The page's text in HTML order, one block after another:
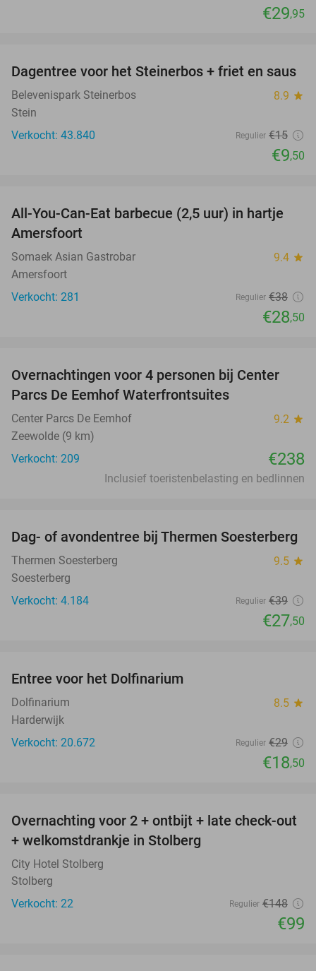
€29,95
37%
Dagentree voor het Steinerbos + friet en saus
Belevenispark Steinerbos 8.9 star
Stein
Verkocht: 43.840
Regulier €15
€9,50
25%
All-You-Can-Eat barbecue (2,5 uur) in hartje
Amersfoort
Somaek Asian Gastrobar 9.4 star
Amersfoort
Verkocht: 281
Regulier €38
€28,50
Overnachtingen voor 4 personen bij Center
Parcs De Eemhof Waterfrontsuites
Center Parcs De Eemhof 9.2 star
Zeewolde (9 km)
Verkocht: 209
€238
Inclusief toeristenbelasting en bedlinnen
29%
Dag- of avondentree bij Thermen Soesterberg
Thermen Soesterberg 9.5 star
Soesterberg
Verkocht: 4.184
Regulier €39
€27,50
Entree voor het Dolfinarium
Dolfinarium 8.5 star
Harderwijk
Verkocht: 20.672
Regulier €29
€18,50
33%
Overnachting voor 2 + ontbijt + late check-out
+ welkomstdrankje in Stolberg
City Hotel Stolberg
Stolberg
Verkocht: 22
Regulier €148
€99